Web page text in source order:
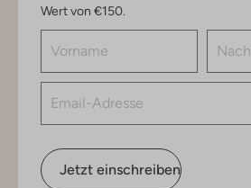
Wert von €150.
Jetzt einschreiben